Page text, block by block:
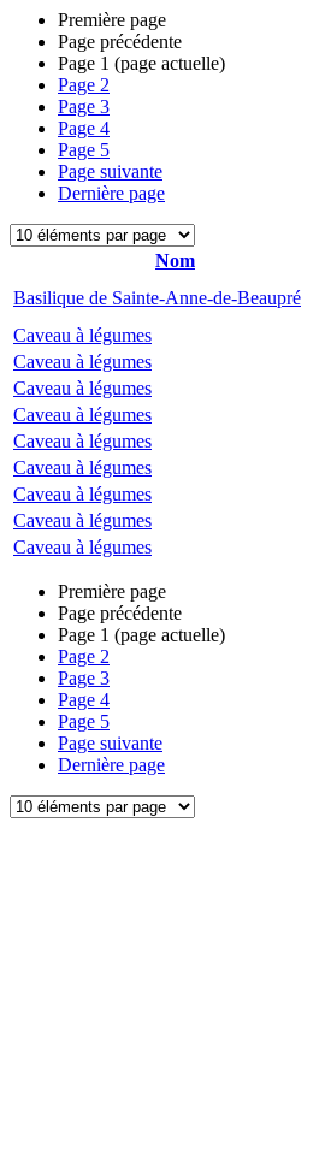
Première page
Page précédente
Page 1 (page actuelle)
Page 2
Page 3
Page 4
Page 5
Page suivante
Dernière page
Nom
Basilique de Sainte-Anne-de-Beaupré
Caveau à légumes
Caveau à légumes
Caveau à légumes
Caveau à légumes
Caveau à légumes
Caveau à légumes
Caveau à légumes
Caveau à légumes
Caveau à légumes
Première page
Page précédente
Page 1 (page actuelle)
Page 2
Page 3
Page 4
Page 5
Page suivante
Dernière page